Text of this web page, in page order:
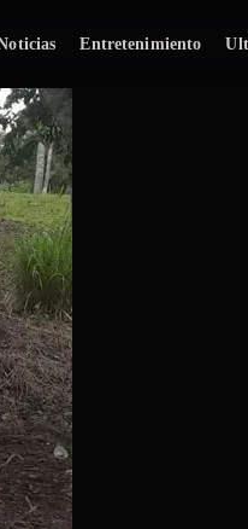
Entretenimiento